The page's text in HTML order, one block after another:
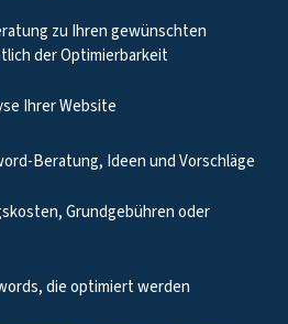
zu Ihren gewünschten
der Optimierbarkeit
Ihrer Website
Beratung, Ideen und Vorschläge
Grundgebühren oder
die optimiert werden